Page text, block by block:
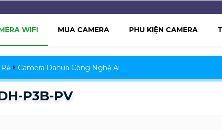
WIFI MUA CAMERA PHU KIỆN CAMERA
Camera Dahua Công Nghệ Ai
P3B-PV